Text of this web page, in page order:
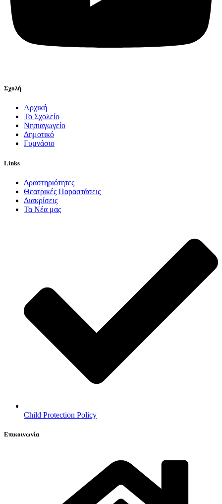
Σχολή
Αρχική
Το Σχολείο
Νηπιαγωγείο
Δημοτικό
Γυμνάσιο
Links
Δραστηριότητες
Θεατρικές Παραστάσεις
Διακρίσεις
Τα Νέα μας
Child Protection Policy
Επικοινωνία